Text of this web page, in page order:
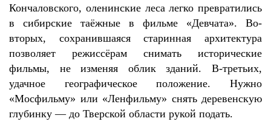
Кончаловского, оленинские леса легко превратились
в сибирские таёжные в фильме «Девчата». Во-
вторых, сохранившаяся старинная архитектура
позволяет режиссёрам снимать исторические
фильмы, не изменяя облик зданий. В-третьих,
удачное географическое положение. Нужно
«Мосфильму» или «Ленфильму» снять деревенскую
глубинку — до Тверской области рукой подать.